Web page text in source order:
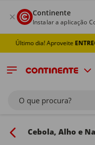
Continente
Instalar a aplicação
dia! AproveiteENTREGA
O que procura?
Cebola, Alho e